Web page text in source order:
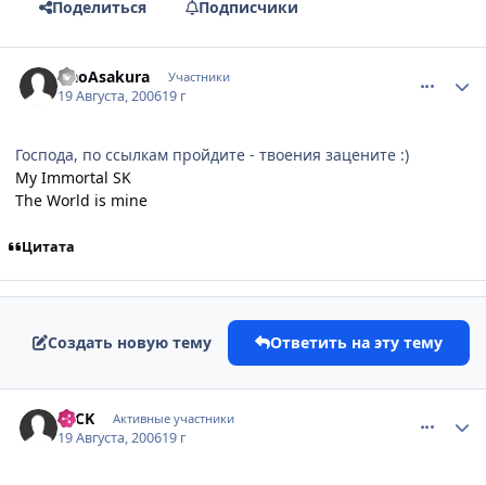
Поделиться Подписчики
HaoAsakura Участники
19 Августа, 200619 г
Господа, по ссылкам пройдите - твоения зацените :)
My Immortal SK
The World is mine
Цитата
Создать новую тему Ответить на эту тему
FSCK Активные участники
19 Августа, 200619 г